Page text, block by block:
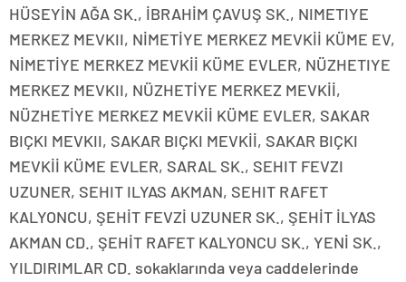
HÜSEYİN AĞA SK., İBRAHİM ÇAVUŞ SK., NIMETIYE
MERKEZ MEVKII, NİMETİYE MERKEZ MEVKİİ KÜME EV,
NİMETİYE MERKEZ MEVKİİ KÜME EVLER, NÜZHETIYE
MERKEZ MEVKII, NÜZHETİYE MERKEZ MEVKİİ,
NÜZHETİYE MERKEZ MEVKİİ KÜME EVLER, SAKAR
BIÇKI MEVKII, SAKAR BIÇKI MEVKİİ, SAKAR BIÇKI
MEVKİİ KÜME EVLER, SARAL SK., SEHIT FEVZI
UZUNER, SEHIT ILYAS AKMAN, SEHIT RAFET
KALYONCU, ŞEHİT FEVZİ UZUNER SK., ŞEHİT İLYAS
AKMAN CD., ŞEHİT RAFET KALYONCU SK., YENİ SK.,
YILDIRIMLAR CD. sokaklarında veya caddelerinde